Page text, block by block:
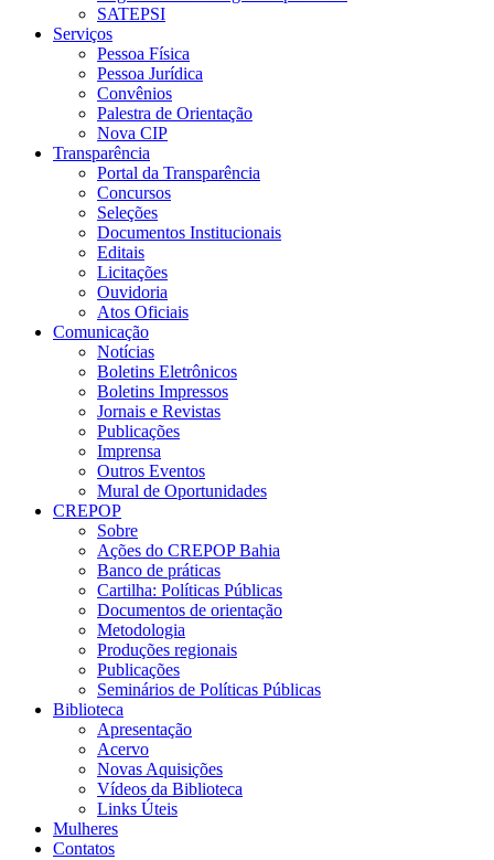
SATEPSI
Serviços
Pessoa Física
Pessoa Jurídica
Convênios
Palestra de Orientação
Nova CIP
Transparência
Portal da Transparência
Concursos
Seleções
Documentos Institucionais
Editais
Licitações
Ouvidoria
Atos Oficiais
Comunicação
Notícias
Boletins Eletrônicos
Boletins Impressos
Jornais e Revistas
Publicações
Imprensa
Outros Eventos
Mural de Oportunidades
CREPOP
Sobre
Ações do CREPOP Bahia
Banco de práticas
Cartilha: Políticas Públicas
Documentos de orientação
Metodologia
Produções regionais
Publicações
Seminários de Políticas Públicas
Biblioteca
Apresentação
Acervo
Novas Aquisições
Vídeos da Biblioteca
Links Úteis
Mulheres
Contatos